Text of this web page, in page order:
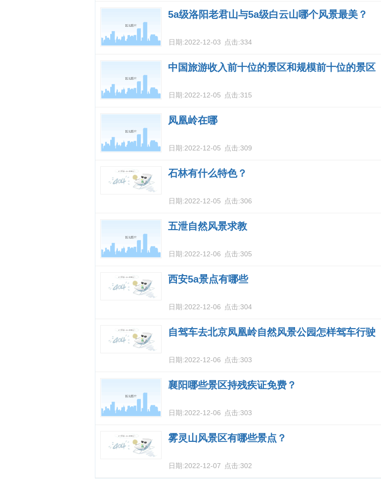
5a级洛阳老君山与5a级白云山哪个风景最美？
日期:2022-12-03 点击:334
中国旅游收入前十位的景区和规模前十位的景区
日期:2022-12-05 点击:315
凤凰岭在哪
日期:2022-12-05 点击:309
石林有什么特色？
日期:2022-12-05 点击:306
五泄自然风景求教
日期:2022-12-06 点击:305
西安5a景点有哪些
日期:2022-12-06 点击:304
自驾车去北京凤凰岭自然风景公园怎样驾车行驶
日期:2022-12-06 点击:303
襄阳哪些景区持残疾证免费？
日期:2022-12-06 点击:303
雾灵山风景区有哪些景点？
日期:2022-12-07 点击:302